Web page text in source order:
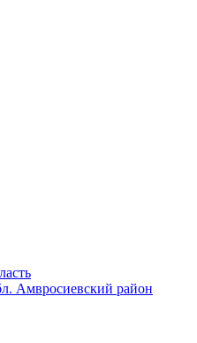
Амвросиевский район